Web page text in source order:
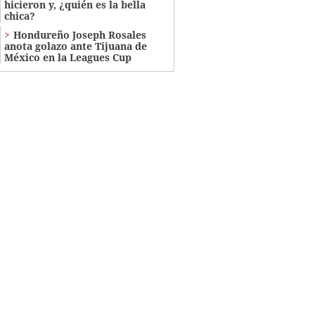
hicieron y, ¿quién es la bella
chica?
Hondureño Joseph Rosales
anota golazo ante Tijuana de
México en la Leagues Cup